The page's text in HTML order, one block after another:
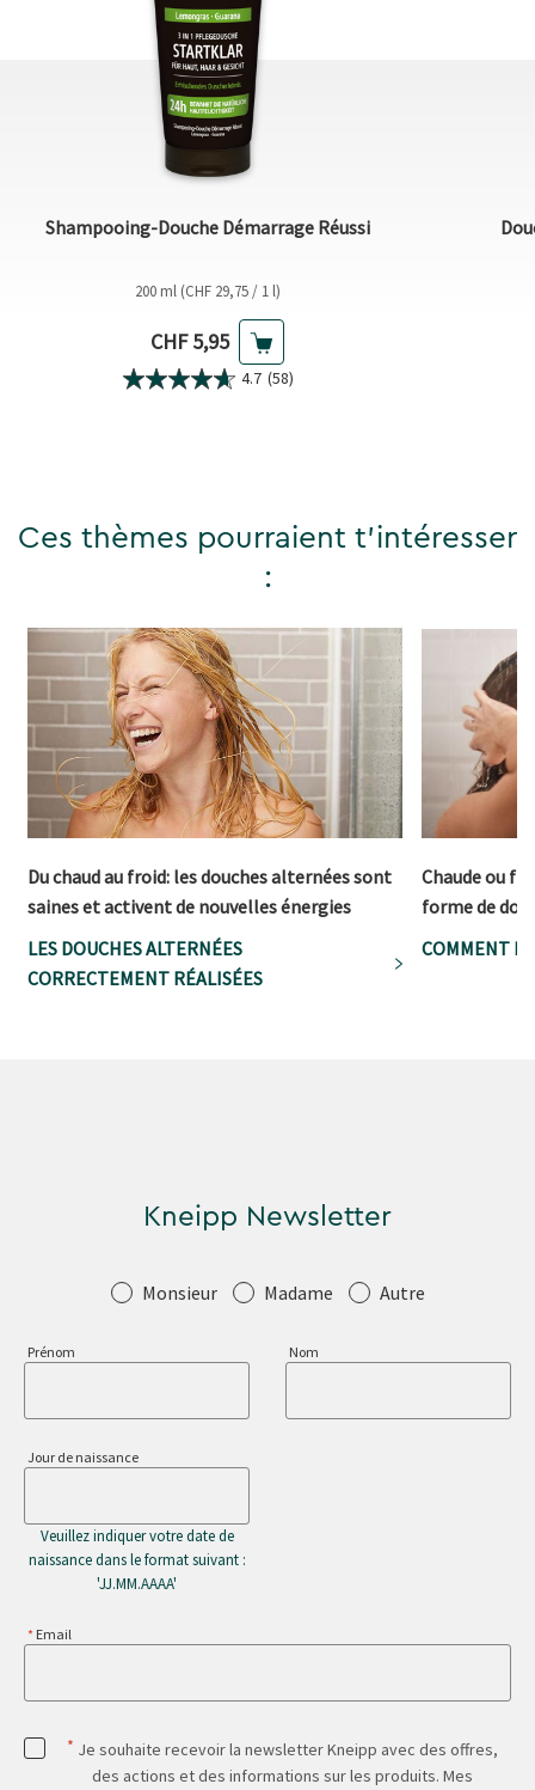
Shampooing-Douche Démarrage Réussi
200 ml (CHF 29,75 / 1 l)
Prix actuel
CHF 5,95
4.7 (58)
Ces thèmes pourraient t'intéresser
:
Du chaud au froid: les douches alternées sont
saines et activent de nouvelles énergies
LES DOUCHES ALTERNÉES
CORRECTEMENT RÉALISÉES
Chaude ou
forme de
COMMENT
Kneipp Newsletter
SalutationMonsieur Madame Autre
Prénom Nom
Jour de naissance
Veuillez indiquer votre date de
naissance dans le format suivant :
'JJ.MM.AAAA'
Email
* Je souhaite recevoir la newsletter Kneipp avec des offres,
des actions et des informations sur les produits. Mes